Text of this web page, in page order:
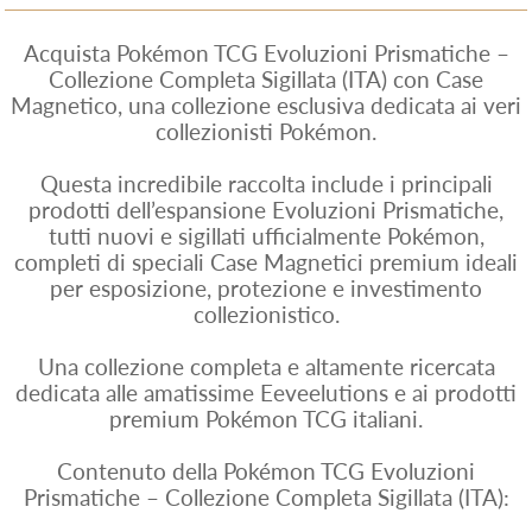
Acquista Pokémon TCG Evoluzioni Prismatiche –
Collezione Completa Sigillata (ITA) con Case
Magnetico, una collezione esclusiva dedicata ai veri
collezionisti Pokémon.
Questa incredibile raccolta include i principali
prodotti dell’espansione Evoluzioni Prismatiche,
tutti nuovi e sigillati ufficialmente Pokémon,
completi di speciali Case Magnetici premium ideali
per esposizione, protezione e investimento
collezionistico.
Una collezione completa e altamente ricercata
dedicata alle amatissime Eeveelutions e ai prodotti
premium Pokémon TCG italiani.
Contenuto della Pokémon TCG Evoluzioni
Prismatiche – Collezione Completa Sigillata (ITA):